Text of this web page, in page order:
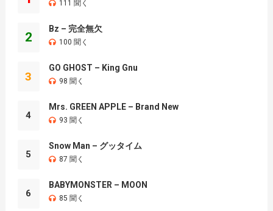
111 聞く
2
Bz – 完全無欠
100 聞く
3
GO GHOST – King Gnu
98 聞く
4
Mrs. GREEN APPLE – Brand New
93 聞く
5
Snow Man – グッタイム
87 聞く
6
BABYMONSTER – MOON
85 聞く